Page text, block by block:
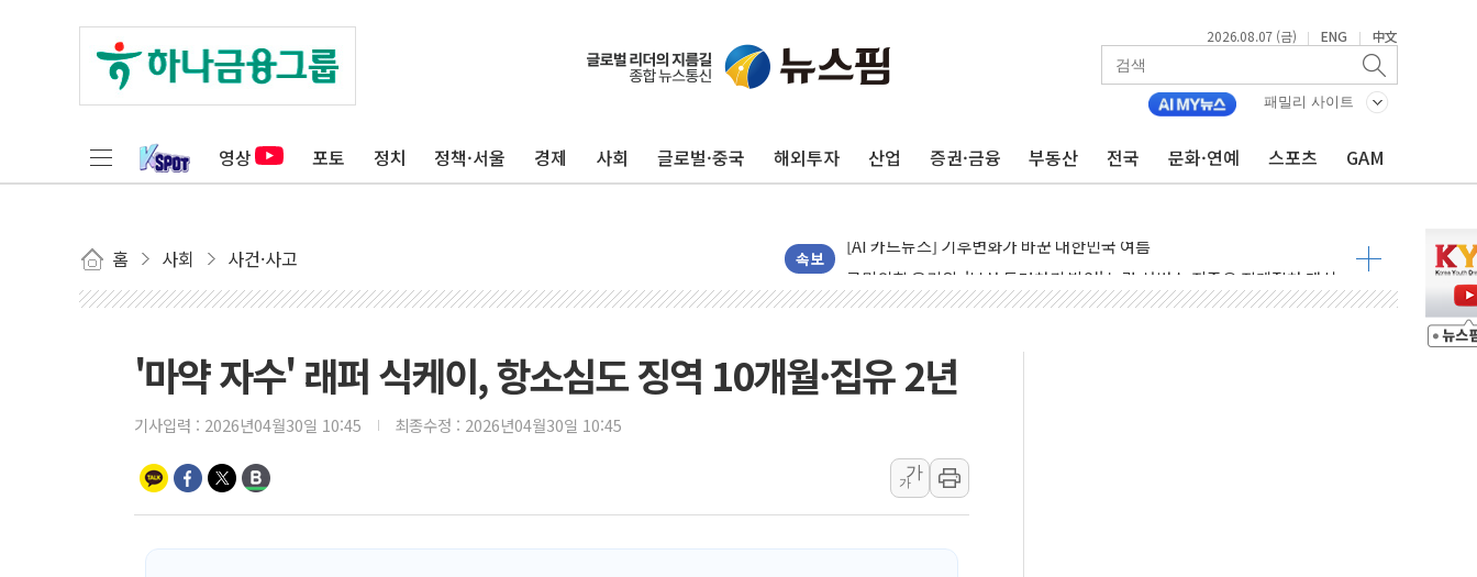
2026.08.07 (금) | ENG | 中文
패밀리 사이트
영상 포토 정치 정책·서울 경제 사회 글로벌·중국 해외투자 산업 증권·금융 부동산 전국 문화·연예 스포츠 GAM
홈 사회 사건·사고 속보
인도, 바이오가스 생산에 3.5조원 투입키로...'에너지 자립' 일환
신인류콘텐츠, 핀란드 AI 기업 Audission Oy와 운영 파트너십 체결
"일부 존치" vs "전면 개발"…서리풀2구역 갈등, 협의 테이블에
국민의힘 윤리위, '부산 돌려차기 발언' 논란 서범수·진종오 징계절차 개시
수박으로 여름 나는 하마
캠코, 5918억원 규모 압류재산 1506건 공매
[시승기] 공간·승차감 잡은 볼보 EX90…'올 터치'는 호불호
돌아온 홈플러스
[종합] 청도 흥선리 야산 산불 1시간36분만에 주불진화....인명피해 없어
한미 법카 제보자 "신동국과 무관…자료는 전·현직 직원으로부터 확보"
라인게임즈, '콰이어트' 테스트 참가자 3만 명 돌파
'마약 자수' 래퍼 식케이, 항소심도 징역 10개월·집유 2년
기사입력 : 2026년04월30일 10:45 최종수정 : 2026년04월30일 10:45
가
가